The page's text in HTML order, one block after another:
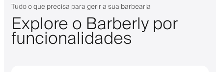
Tudo o que precisa para gerir a sua barbearia
Explore o Barberly por
funcionalidades